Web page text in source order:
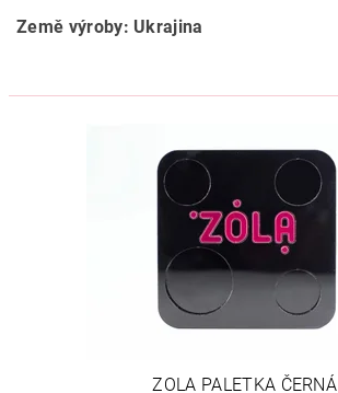
Země výroby: Ukrajina
ZOLA PALETKA ČERNÁ